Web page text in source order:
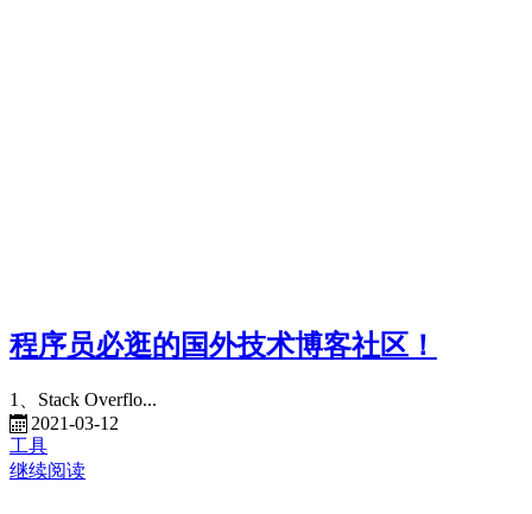
程序员必逛的国外技术博客社区！
1、Stack Overflo...
2021-03-12
工具
继续阅读